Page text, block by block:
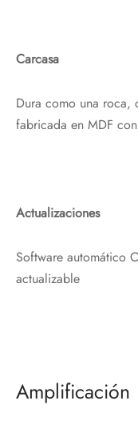
Carcasa
Dura como una
fabricada en MDF
Actualizaciones
Software automático
actualizable
Amplificación